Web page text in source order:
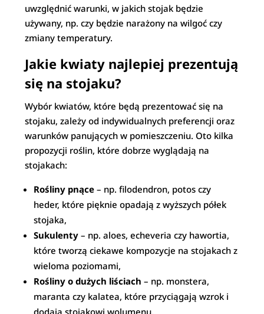
uwzględnić warunki, w jakich stojak będzie
używany, np. czy będzie narażony na wilgoć czy
zmiany temperatury.
Jakie kwiaty najlepiej prezentują
się na stojaku?
Wybór kwiatów, które będą prezentować się na
stojaku, zależy od indywidualnych preferencji oraz
warunków panujących w pomieszczeniu. Oto kilka
propozycji roślin, które dobrze wyglądają na
stojakach:
Rośliny pnące – np. filodendron, potos czy
heder, które pięknie opadają z wyższych półek
stojaka,
Sukulenty – np. aloes, echeveria czy hawortia,
które tworzą ciekawe kompozycje na stojakach z
wieloma poziomami,
Rośliny o dużych liściach – np. monstera,
maranta czy kalatea, które przyciągają wzrok i
dodają stojakowi wolumenu,